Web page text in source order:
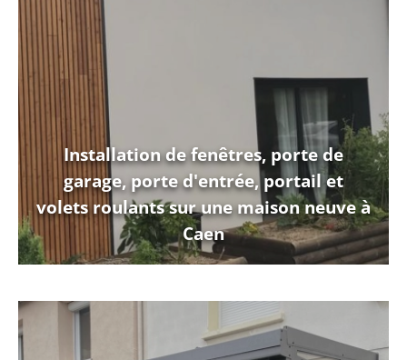
Installation de fenêtres, porte de
garage, porte d'entrée, portail et
volets roulants sur une maison neuve à
Caen